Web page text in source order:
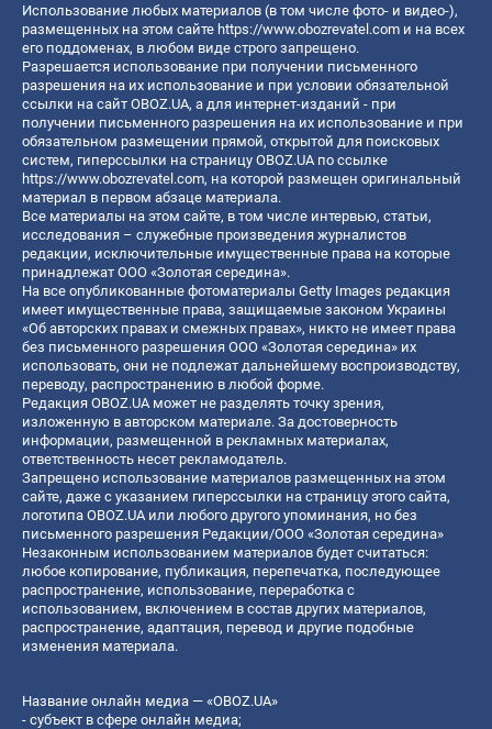
Использование любых материалов (в том числе фото- и видео-),
размещенных на этом сайте https://www.obozrevatel.com и на всех
его поддоменах, в любом виде строго запрещено.
Разрешается использование при получении письменного
разрешения на их использование и при условии обязательной
ссылки на сайт OBOZ.UA, а для интернет-изданий - при
получении письменного разрешения на их использование и при
обязательном размещении прямой, открытой для поисковых
систем, гиперссылки на страницу OBOZ.UA по ссылке
https://www.obozrevatel.com, на которой размещен оригинальный
материал в первом абзаце материала.
Все материалы на этом сайте, в том числе интервью, статьи,
исследования – служебные произведения журналистов
редакции, исключительные имущественные права на которые
принадлежат ООО «Золотая середина».
На все опубликованные фотоматериалы Getty Images редакция
имеет имущественные права, защищаемые законом Украины
«Об авторских правах и смежных правах», никто не имеет права
без письменного разрешения ООО «Золотая середина» их
использовать, они не подлежат дальнейшему воспроизводству,
переводу, распространению в любой форме.
Редакция OBOZ.UA может не разделять точку зрения,
изложенную в авторском материале. За достоверность
информации, размещенной в рекламных материалах,
ответственность несет рекламодатель.
Запрещено использование материалов размещенных на этом
сайте, даже с указанием гиперссылки на страницу этого сайта,
логотипа OBOZ.UA или любого другого упоминания, но без
письменного разрешения Редакции/ООО «Золотая середина»
Незаконным использованием материалов будет считаться:
любое копирование, публикация, перепечатка, последующее
распространение, использование, переработка с
использованием, включением в состав других материалов,
распространение, адаптация, перевод и другие подобные
изменения материала.
Название онлайн медиа — «OBOZ.UA»
- субъект в сфере онлайн медиа;